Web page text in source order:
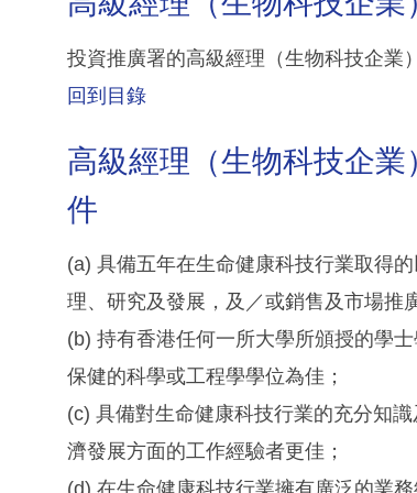
投資推廣署的高級經理（生物科技企業
回到目錄
高級經理（生物科技企
件
(a) 具備五年在生命健康科技行業取得
理、研究及發展，及／或銷售及市場推
(b) 持有香港任何一所大學所頒授的學
保健的科學或工程學學位為佳；
(c) 具備對生命健康科技行業的充分知
濟發展方面的工作經驗者更佳；